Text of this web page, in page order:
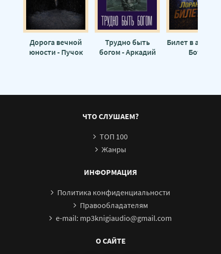
Дорога вечной
юности - Пучок
Трудно быть
богом - Аркадий
Билет в ад -
Ботти
ЧТО СЛУШАЕМ?
ТОП 100
Жанры
ИНФОРМАЦИЯ
Политика конфиденциальности
Правообладателям
e-mail: mp3knigiaudio@gmail.com
О САЙТЕ